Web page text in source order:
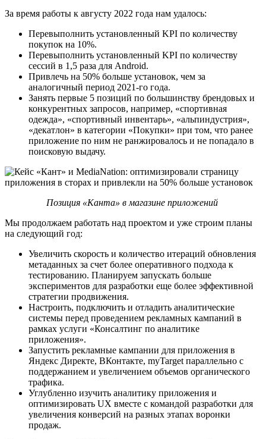
За время работы к августу 2022 года нам удалось:
Перевыполнить установленный KPI по количеству
покупок на 10%.
Перевыполнить установленный KPI по количеству
сессий в 1,5 раза для Android.
Привлечь на 50% больше установок, чем за
аналогичный период 2021-го года.
Занять первые 5 позиций по большинству брендовых и
конкурентных запросов, например, «спортивная
одежда», «спортивный инвентарь»‎, «альпиндустрия»‎,
«декатлон»‎ в категории «Покупки»‎ при том, что ранее
приложение по ним не ранжировалось и не попадало в
поисковую выдачу.
Позиция «Канта» в магазине приложений
Мы продолжаем работать над проектом и уже строим планы
на следующий год:
Увеличить скорость и количество итераций обновления
метаданных за счет более оперативного подхода к
тестированию. Планируем запускать больше
экспериментов для разработки еще более эффективной
стратегии продвижения.
Настроить, подключить и отладить аналитические
системы перед проведением рекламных кампаний в
рамках услуги «Консалтинг по аналитике
приложения»‎.
Запустить рекламные кампании для приложения в
Яндекс Директе, ВКонтакте, myTarget параллельно с
поддержанием и увеличением объемов органического
трафика.
Углубленно изучить аналитику приложения и
оптимизировать UX вместе с командой разработки для
увеличения конверсий на разных этапах воронки
продаж.